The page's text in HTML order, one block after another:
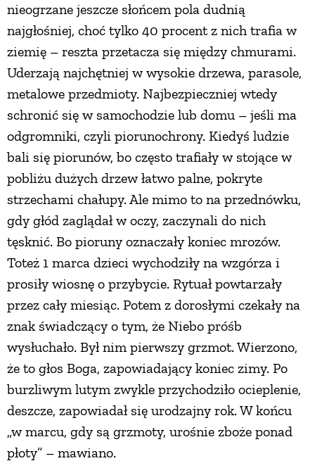
nieogrzane jeszcze słońcem pola dudnią
najgłośniej, choć tylko 40 procent z nich trafia w
ziemię – reszta przetacza się między chmurami.
Uderzają najchętniej w wysokie drzewa, parasole,
metalowe przedmioty. Najbezpieczniej wtedy
schronić się w samochodzie lub domu – jeśli ma
odgromniki, czyli piorunochrony. Kiedyś ludzie
bali się piorunów, bo często trafiały w stojące w
pobliżu dużych drzew łatwo palne, pokryte
strzechami chałupy. Ale mimo to na przednówku,
gdy głód zaglądał w oczy, zaczynali do nich
tęsknić. Bo pioruny oznaczały koniec mrozów.
Toteż 1 marca dzieci wychodziły na wzgórza i
prosiły wiosnę o przybycie. Rytuał powtarzały
przez cały miesiąc. Potem z dorosłymi czekały na
znak świadczący o tym, że Niebo próśb
wysłuchało. Był nim pierwszy grzmot. Wierzono,
że to głos Boga, zapowiadający koniec zimy. Po
burzliwym lutym zwykle przychodziło ocieplenie,
deszcze, zapowiadał się urodzajny rok. W końcu
„w marcu, gdy są grzmoty, urośnie zboże ponad
płoty” – mawiano.
DLA DOMU
EKO ŻYCIE
PRZYRODA
ZWIERZĘTA DOMOWE
ZWIERZĘTA W NATURZE
GRZYBY
KRAJOBRAZ
RĘKODZIEŁO
RZEMIOSŁO
ZWYCZAJE